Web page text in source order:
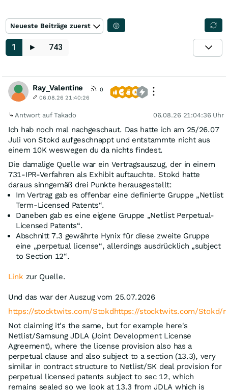
Neueste Beiträge zuerst
1 ► 743
Ray_Valentine
0
06.08.26 21:40:26
Antwort auf Takado 06.08.26 21:04:36 Uhr
Ich hab noch mal nachgeschaut. Das hatte ich am 25/26.07
Juli von Stokd aufgeschnappt und entstammte nicht aus
einem 10K weswegen du da nichts findest.
Die damalige Quelle war ein Vertragsauszug, der in einem
731-IPR-Verfahren als Exhibit auftauchte. Stokd hatte
daraus sinngemäß drei Punkte herausgestellt:
Im Vertrag gab es offenbar eine definierte Gruppe „Netlist
Term-Licensed Patents“.
Daneben gab es eine eigene Gruppe „Netlist Perpetual-
Licensed Patents“.
Abschnitt 7.3 gewährte Hynix für diese zweite Gruppe
eine „perpetual license“, allerdings ausdrücklich „subject
to Section 12“.
Link zur Quelle.
Und das war der Auszug vom 25.07.2026
https://stocktwits.com/Stokdhttps://stocktwits.com/Stokd/
Not claiming it's the same, but for example here's
Netlist/Samsung JDLA (Joint Development License
Agreement), where the license provision also has a
perpetual clause and also subject to a section (13.3), very
similar in contract structure to Netlist/SK deal provision for
perpetual licensed patents subject to sec 12, which
remains sealed so we look at 13.3 from JDLA which is